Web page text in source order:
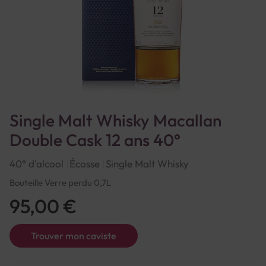
Single Malt Whisky Macallan
Double Cask 12 ans 40°
40° d'alcool Écosse Single Malt Whisky
Bouteille Verre perdu 0,7L
Trouver mon caviste
95,00 €